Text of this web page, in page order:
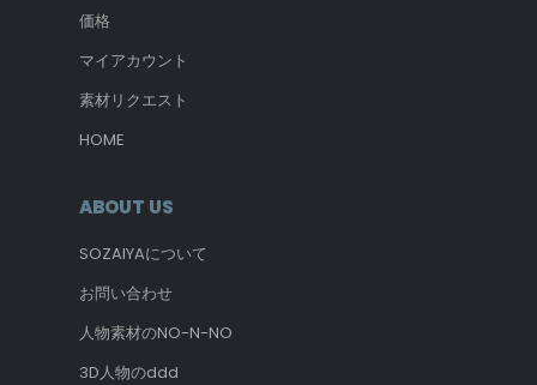
価格
マイアカウント
素材リクエスト
HOME
ABOUT US
SOZAIYAについて
お問い合わせ
人物素材のNO-N-NO
3D人物のddd